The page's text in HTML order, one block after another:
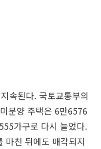
속된다. 국토교통부의
분양 주택은 6만6576
가구로 다시 늘었다.
마친 뒤에도 매각되지